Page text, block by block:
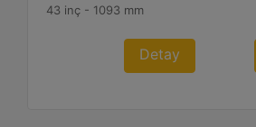
43 inç - 1093 mm
Detay